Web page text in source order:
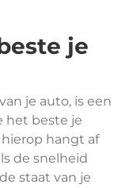
je
je auto, is een
het beste je
hangt af
de snelheid
staat van je